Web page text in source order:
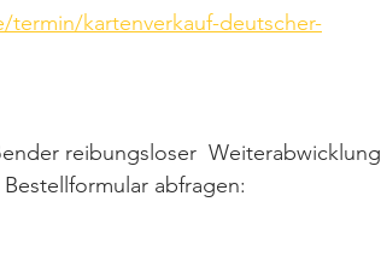
kartenverkauf-deutscher-
reibungsloser  Weiterabwicklung
abfragen: